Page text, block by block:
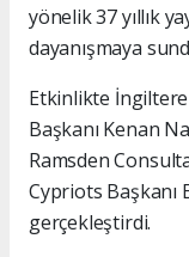
yönelik 37 yıllık
dayanışmaya
Etkinlikte
Başkanı Kenan
Ramsden
Cypriots Başkanı
gerçekleştirdi.